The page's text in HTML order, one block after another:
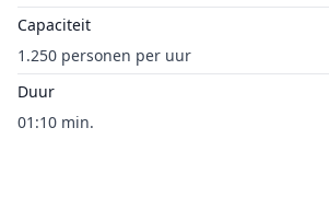
Capaciteit
1.250 personen per uur
Duur
01:10 min.